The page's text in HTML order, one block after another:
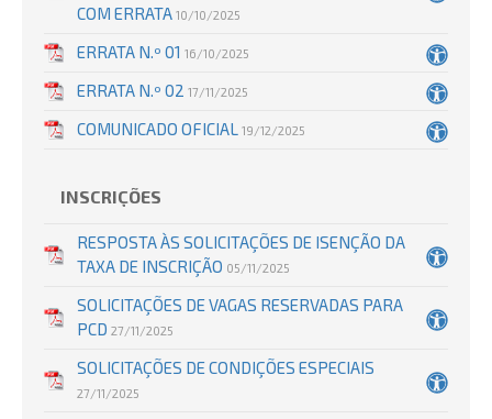
COM ERRATA 10/10/2025
ERRATA N.º 01 16/10/2025
ERRATA N.º 02 17/11/2025
COMUNICADO OFICIAL 19/12/2025
INSCRIÇÕES
RESPOSTA ÀS SOLICITAÇÕES DE ISENÇÃO DA
TAXA DE INSCRIÇÃO 05/11/2025
SOLICITAÇÕES DE VAGAS RESERVADAS PARA
PCD 27/11/2025
SOLICITAÇÕES DE CONDIÇÕES ESPECIAIS
27/11/2025